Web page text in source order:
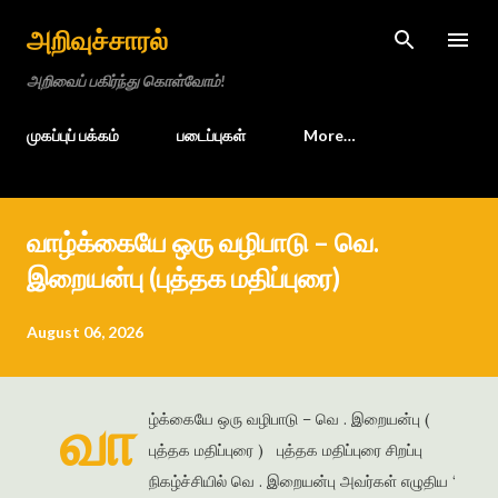
அறிவுச்சாரல்
அறிவைப் பகிர்ந்து கொள்வோம்!
முகப்புப் பக்கம் படைப்புகள் More…
வாழ்க்கையே ஒரு வழிபாடு – வெ.
இறையன்பு (புத்தக மதிப்புரை)
August 06, 2026
வா
ழ்க்கையே ஒரு வழிபாடு – வெ . இறையன்பு (
புத்தக மதிப்புரை ) புத்தக மதிப்புரை சிறப்பு
நிகழ்ச்சியில் வெ . இறையன்பு அவர்கள் எழுதிய ‘